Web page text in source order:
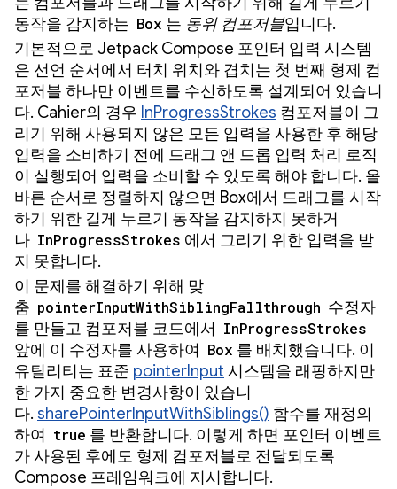
동작을 감지하는 Box 는 동위 컴포저블입니다.
기본적으로 Jetpack Compose 포인터 입력 시스템
은 선언 순서에서 터치 위치와 겹치는 첫 번째 형제 컴
포저블 하나만 이벤트를 수신하도록 설계되어 있습니
다. Cahier의 경우 InProgressStrokes 컴포저블이 그
리기 위해 사용되지 않은 모든 입력을 사용한 후 해당
입력을 소비하기 전에 드래그 앤 드롭 입력 처리 로직
이 실행되어 입력을 소비할 수 있도록 해야 합니다. 올
바른 순서로 정렬하지 않으면 Box에서 드래그를 시작
하기 위한 길게 누르기 동작을 감지하지 못하거
나 InProgressStrokes 에서 그리기 위한 입력을 받
지 못합니다.
이 문제를 해결하기 위해 맞
춤 pointerInputWithSiblingFallthrough 수정자
를 만들고 컴포저블 코드에서 InProgressStrokes
앞에 이 수정자를 사용하여 Box 를 배치했습니다. 이
유틸리티는 표준 pointerInput 시스템을 래핑하지만
한 가지 중요한 변경사항이 있습니
다. sharePointerInputWithSiblings() 함수를 재정의
하여 true 를 반환합니다. 이렇게 하면 포인터 이벤트
가 사용된 후에도 형제 컴포저블로 전달되도록
Compose 프레임워크에 지시합니다.